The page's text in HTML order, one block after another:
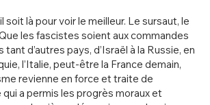
soit là pour voir le meilleur. Le sursaut, le
les fascistes soient aux commandes
d’autres pays, d’Israël à la Russie, en
l’Italie, peut-être la France demain,
revienne en force et traite de
qui a permis les progrès moraux et